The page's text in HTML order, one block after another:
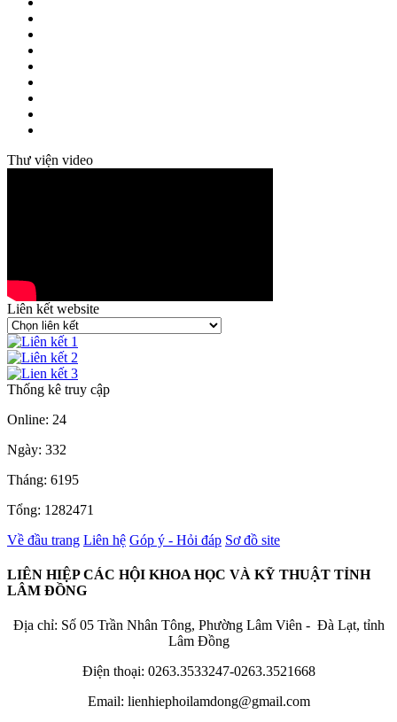
Thư viện video
Liên kết website
Thống kê truy cập
Online: 24
Ngày: 332
Tháng: 6195
Tổng: 1282471
Về đầu trang Liên hệ Góp ý - Hỏi đáp Sơ đồ site
LIÊN HIỆP CÁC HỘI KHOA HỌC VÀ KỸ THUẬT TỈNH
LÂM ĐỒNG
Địa chỉ: Số 05 Trần Nhân Tông, Phường Lâm Viên - Đà Lạt, tỉnh
Lâm Đồng
Điện thoại: 0263.3533247-0263.3521668
Email: lienhiephoilamdong@gmail.com